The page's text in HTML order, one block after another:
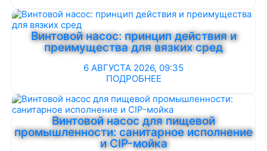
Винтовой насос: принцип действия и
преимущества для вязких сред
6 АВГУСТА 2026, 09:35
ПОДРОБНЕЕ
Винтовой насос для пищевой
промышленности: санитарное исполнение
и CIP-мойка